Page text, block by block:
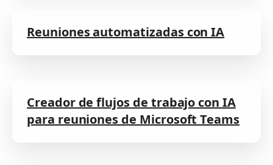
Reuniones automatizadas con IA
Creador de flujos de trabajo con IA
para reuniones de Microsoft Teams